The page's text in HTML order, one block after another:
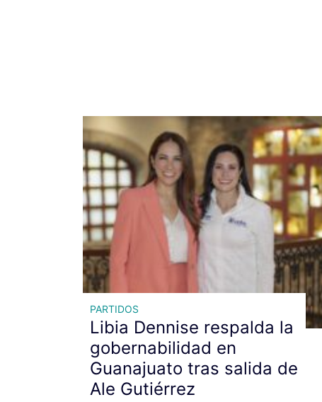
PARTIDOS
Libia Dennise respalda la
gobernabilidad en
Guanajuato tras salida de
Ale Gutiérrez